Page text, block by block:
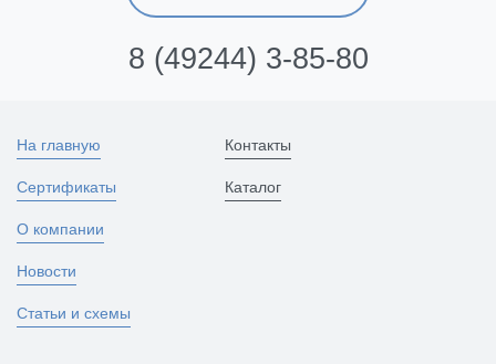
8 (49244) 3-85-80
На главную
Сертификаты
О компании
Новости
Статьи и схемы
Контакты
Каталог